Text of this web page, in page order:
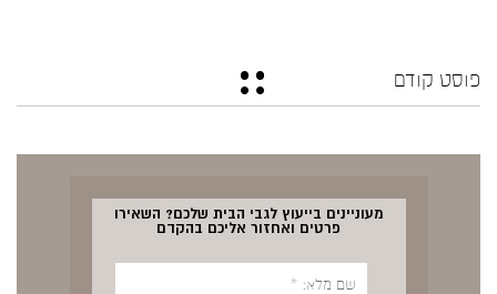
פוסט קודם
מעוניינים בייעוץ לגבי הבית שלכם? השאירו
פרטים ואחזור אליכם בהקדם